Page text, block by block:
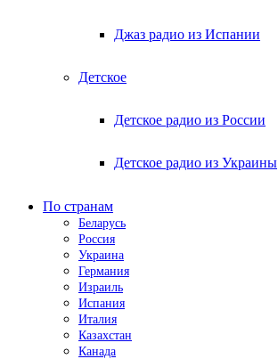
Джаз радио из Испании
Детское
Детское радио из России
Детское радио из Украины
По странам
Беларусь
Россия
Украина
Германия
Израиль
Испания
Италия
Казахстан
Канада